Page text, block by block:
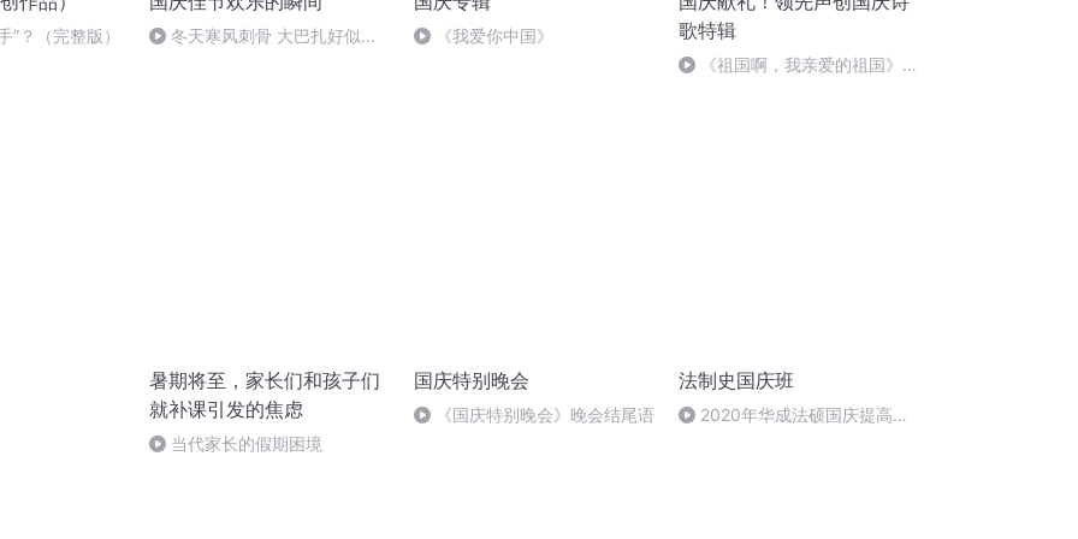
”？（完整版）
冬天寒风刺骨 大巴扎好似温
《我爱你中国》
歌特辑
《祖国啊，我亲爱的祖国》温
暑期将至，家长们和孩子们
就补课引发的焦虑
当代家长的假期困境
国庆特别晚会
《国庆特别晚会》晚会结尾语
法制史国庆班
2020年华成法硕国庆提高班